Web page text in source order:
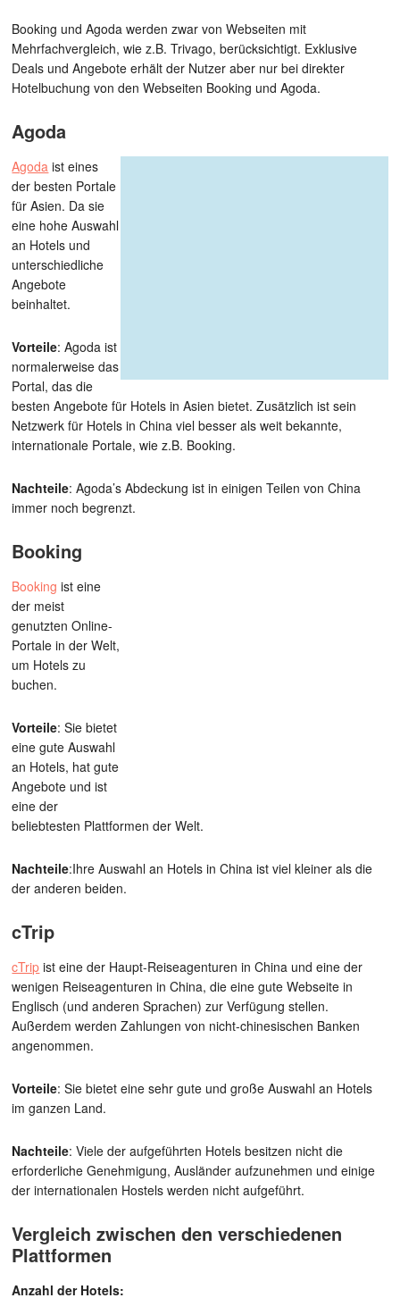
Booking und Agoda werden zwar von Webseiten mit
Mehrfachvergleich, wie z.B. Trivago, berücksichtigt. Exklusive
Deals und Angebote erhält der Nutzer aber nur bei direkter
Hotelbuchung von den Webseiten Booking und Agoda.
Agoda
Agoda ist eines
der besten Portale
für Asien. Da sie
eine hohe Auswahl
an Hotels und
unterschiedliche
Angebote
beinhaltet.
Vorteile: Agoda ist
normalerweise das
Portal, das die
besten Angebote für Hotels in Asien bietet. Zusätzlich ist sein
Netzwerk für Hotels in China viel besser als weit bekannte,
internationale Portale, wie z.B. Booking.
Nachteile: Agoda’s Abdeckung ist in einigen Teilen von China
immer noch begrenzt.
Booking
Booking ist eine
der meist
genutzten Online-
Portale in der Welt,
um Hotels zu
buchen.
Vorteile: Sie bietet
eine gute Auswahl
an Hotels, hat gute
Angebote und ist
eine der
beliebtesten Plattformen der Welt.
Nachteile:Ihre Auswahl an Hotels in China ist viel kleiner als die
der anderen beiden.
cTrip
cTrip ist eine der Haupt-Reiseagenturen in China und eine der
wenigen Reiseagenturen in China, die eine gute Webseite in
Englisch (und anderen Sprachen) zur Verfügung stellen.
Außerdem werden Zahlungen von nicht-chinesischen Banken
angenommen.
Vorteile: Sie bietet eine sehr gute und große Auswahl an Hotels
im ganzen Land.
Nachteile: Viele der aufgeführten Hotels besitzen nicht die
erforderliche Genehmigung, Ausländer aufzunehmen und einige
der internationalen Hostels werden nicht aufgeführt.
Vergleich zwischen den verschiedenen
Plattformen
Anzahl der Hotels: